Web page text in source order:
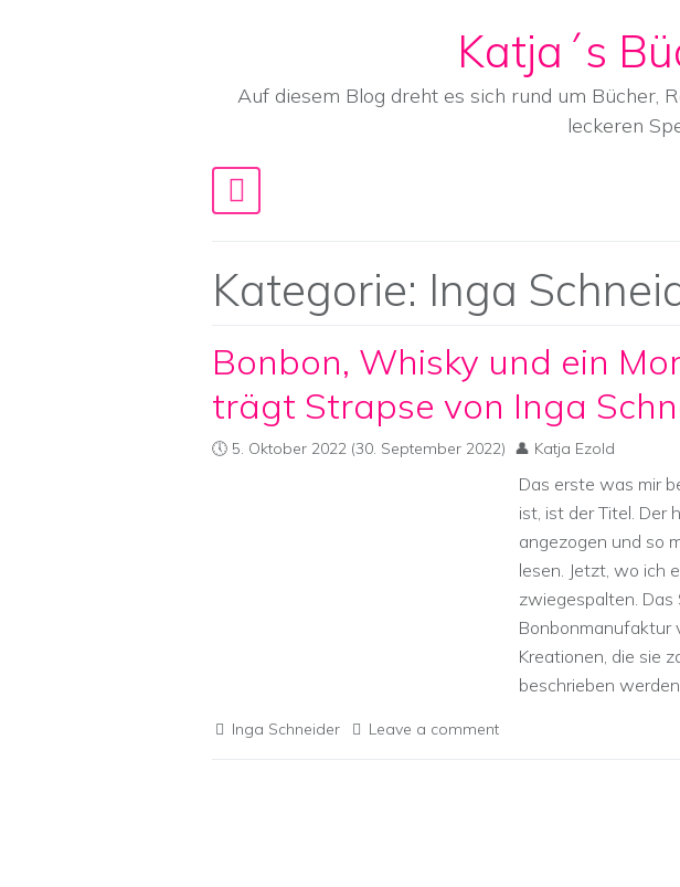
Katja´s
Auf diesem Blog dreht es sich rund um Bücher,
leckeren
Main Navigation
Kategorie: Inga
Bonbon, Whisky und ein
trägt Strapse von Inga
5. Oktober 2022 (30. September 2022) Katja Ezold
Das erste was mir
ist, ist der Titel. Der
angezogen und so
lesen. Jetzt, wo ich
zwiegespalten. Das
Bonbonmanufaktur
Kreationen, die sie
beschrieben
Inga Schneider Leave a comment